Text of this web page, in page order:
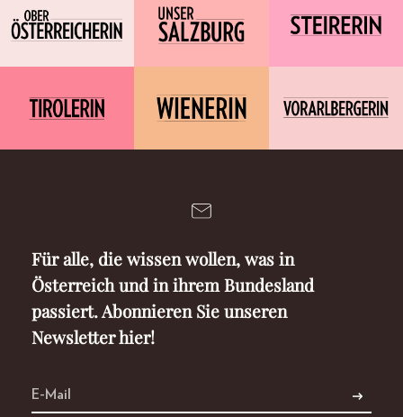
Für alle, die wissen wollen, was in
Österreich und in ihrem Bundesland
passiert. Abonnieren Sie unseren
Newsletter hier!